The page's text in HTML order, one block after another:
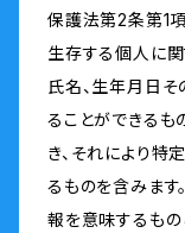
保護法第2条第1項
生存する個人に
氏名、生年月日
ることができるも
き、それにより特
るものを含みます
報を意味するもの